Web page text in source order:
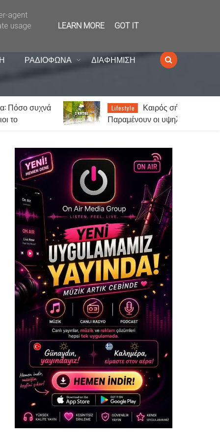
ΡΑΔΙΟΦΩΝΑ ΔΙΑΦΗΜΙΣΗ
Lifestyle
Καιρός σήμερα:
Παραμένουν οι υψηλές
Αιγαίο
agent
usage
LEARN MORE GOT IT